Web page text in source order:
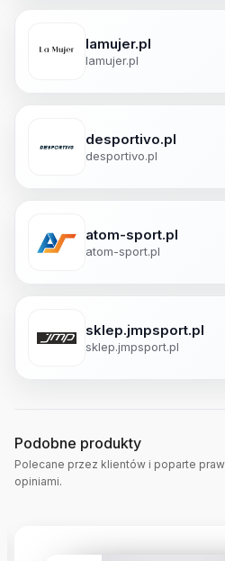
lamujer.pl
lamujer.pl
desportivo.pl
desportivo.pl
atom-sport.pl
atom-sport.pl
sklep.jmpsport.pl
sklep.jmpsport.pl
Podobne produkty
Polecane przez klientów i poparte
opiniami.